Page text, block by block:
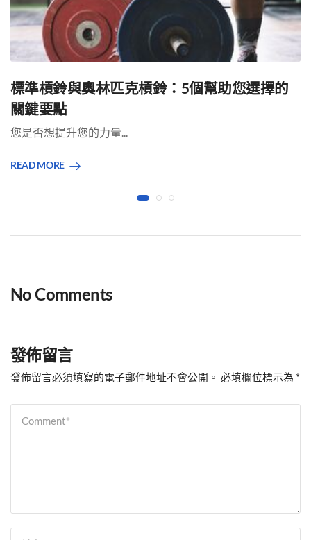
標準槓鈴與奧林匹克槓鈴：5個幫助您選擇的
關鍵要點
您是否想提升您的力量...
READ MORE
No Comments
發佈留言
發佈留言必須填寫的電子郵件地址不會公開。 必填欄位標示為 *